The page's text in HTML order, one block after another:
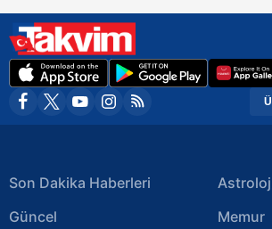
Son Dakika Haberleri
Güncel
Memur